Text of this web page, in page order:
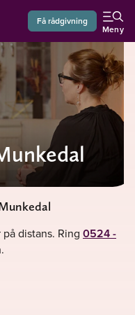
Få rådgivning
Meny
distans. Ring 0524 -